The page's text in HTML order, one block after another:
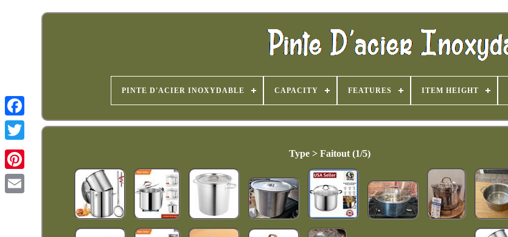
PINTE D'ACIER INOXYDABLE CAPACITY FEATURES ITEM HEIGHT
Type > Faitout (1/5)